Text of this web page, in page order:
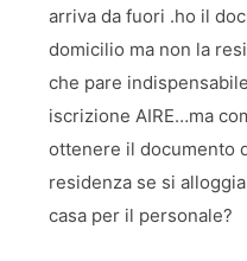
arriva da fuori .ho il
domicilio ma non la
che pare
iscrizione AIRE…ma
ottenere il documento
residenza se si
casa per il personale?